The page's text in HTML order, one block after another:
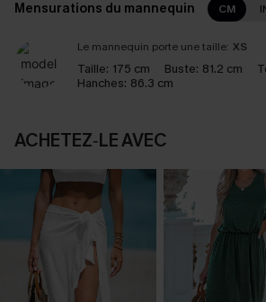
Mensurations du mannequin CM
Le mannequin porte une taille: XS
Taille: 175 cm Buste: 81.2 cm
Hanches: 86.3 cm
ACHETEZ‑LE AVEC